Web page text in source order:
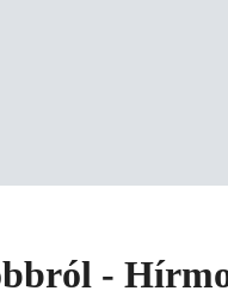
-